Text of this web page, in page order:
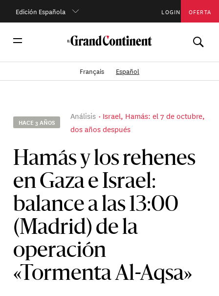
Edición Española LOGIN OFERTA
Français Español
HACE 3 AÑOS
Análisis
Israel, Hamás: el 7 de octubre,
dos años después
Hamás y los rehenes
en Gaza e Israel:
balance a las 13:00
(Madrid) de la
operación
«Tormenta Al-Aqsa»